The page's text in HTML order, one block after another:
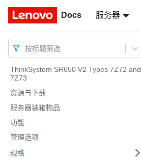
Docs 服务器
Docs
按标题筛选
ThinkSystem SR650 V2 Types 7Z72 and
7Z73
资源与下载
服务器装箱物品
功能
管理选项
规格